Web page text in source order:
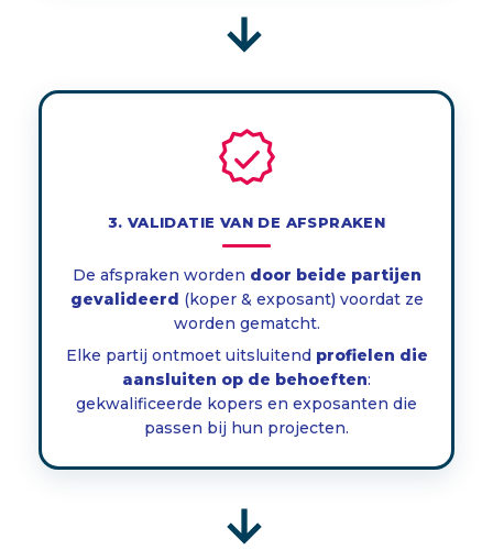
→
3. VALIDATIE VAN DE AFSPRAKEN
De afspraken worden door beide partijen
gevalideerd (koper & exposant) voordat ze
worden gematcht.
Elke partij ontmoet uitsluitend profielen die
aansluiten op de behoeften:
gekwalificeerde kopers en exposanten die
passen bij hun projecten.
→